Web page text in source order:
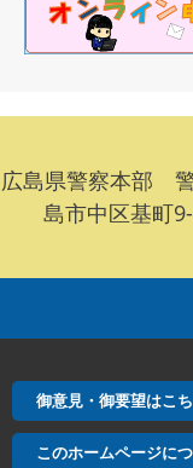
広島県警察本部
島市中区基町
御意見・御要望はこ
このホームページに